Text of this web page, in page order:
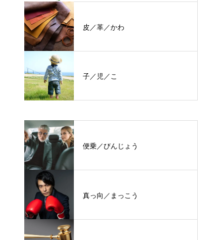
皮／革／かわ
子／児／こ
便乗／びんじょう
真っ向／まっこう